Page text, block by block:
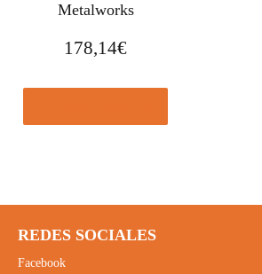
Metalworks
178,14€
REDES SOCIALES
Facebook